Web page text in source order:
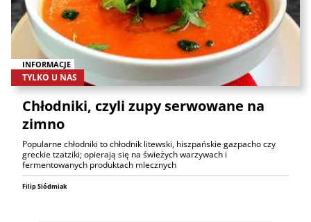
INFORMACJE
TYLKO U NAS
Chłodniki, czyli zupy serwowane na
zimno
Popularne chłodniki to chłodnik litewski, hiszpańskie gazpacho czy
greckie tzatziki; opierają się na świeżych warzywach i
fermentowanych produktach mlecznych
Filip Siódmiak